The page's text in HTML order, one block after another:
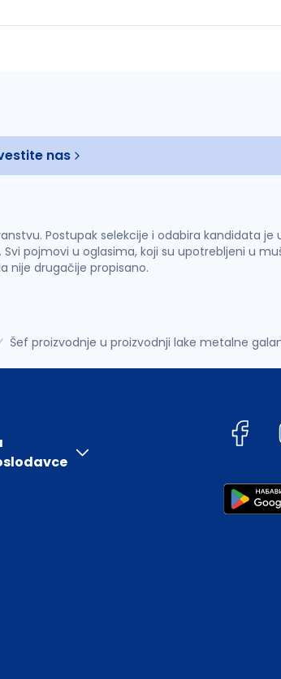
nas
Postupak selekcije i odabira kandidata je
pojmovi u oglasima, koji su upotrebljeni u
nije drugačije propisano.
Šef proizvodnje u proizvodnji lake metalne